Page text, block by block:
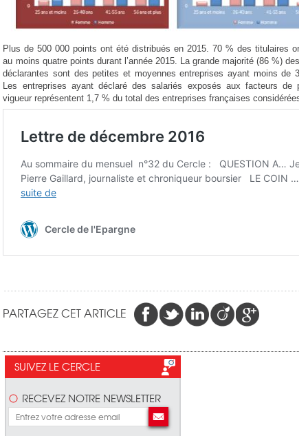
Plus de 500 000 points ont été distribués en 2015. 70 % des titulaires ont
au moins quatre points durant l’année 2015. La grande majorité (86 %) des
déclarantes sont des petites et moyennes entreprises ayant moins de
Les entreprises ayant déclaré des salariés exposés aux facteurs de
vigueur représentent 1,7 % du total des entreprises françaises considérées.
PARTAGEZ CET ARTICLE
SUIVEZ LE CERCLE
RECEVEZ NOTRE NEWSLETTER